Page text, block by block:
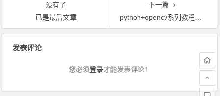
没有了
已是最后文章
下一篇
python+opencv系列教程（2）——图像加载与保存
发表评论
您必须登录才能发表评论！